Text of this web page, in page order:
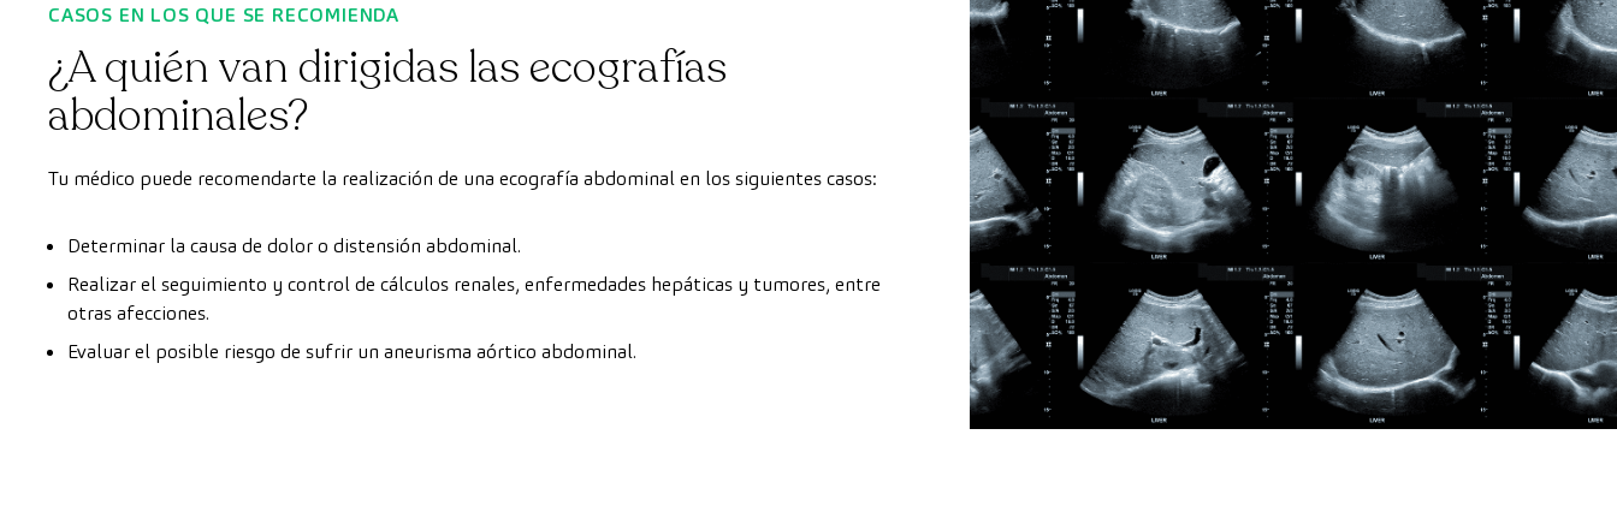
CASOS EN LOS QUE SE RECOMIENDA
¿A quién van dirigidas las ecografías
abdominales?
Tu médico puede recomendarte la realización de una ecografía abdominal en los siguientes casos:
Determinar la causa de dolor o distensión abdominal.
Realizar el seguimiento y control de cálculos renales, enfermedades hepáticas y tumores, entre
otras afecciones.
Evaluar el posible riesgo de sufrir un aneurisma aórtico abdominal.